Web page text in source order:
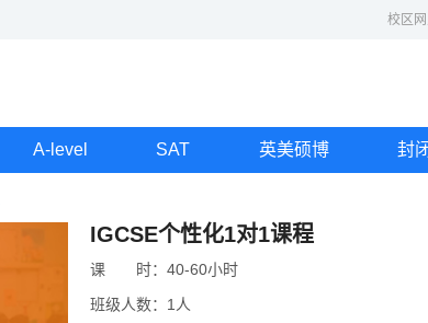
校区
A-level SAT 英美硕博 封
IGCSE个性化1对1课程
课 时： 40-60小时
班级人数： 1人